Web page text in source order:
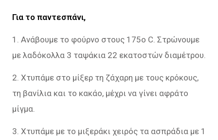
Για το παντεσπάνι,
1. Ανάβουμε το φούρνο στους 175ο C. Στρώνουμε
με λαδόκολλα 3 ταψάκια 22 εκατοστών διαμέτρου.
2. Χτυπάμε στο μίξερ τη ζάχαρη με τους κρόκους,
τη βανίλια και το κακάο, μέχρι να γίνει αφράτο
μίγμα.
3. Χτυπάμε με το μιξεράκι χειρός τα ασπράδια με 1